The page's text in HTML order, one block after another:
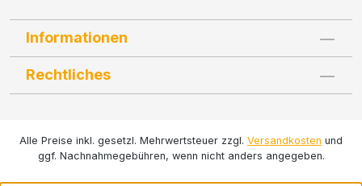
Informationen
Rechtliches
Alle Preise inkl. gesetzl. Mehrwertsteuer zzgl. Versandkosten und
ggf. Nachnahmegebühren, wenn nicht anders angegeben.